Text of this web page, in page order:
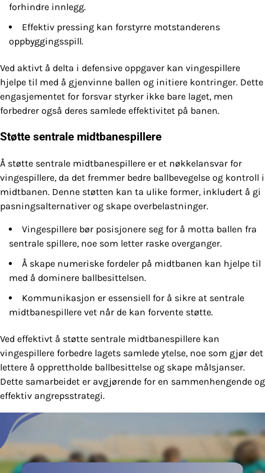
forhindre innlegg.
Effektiv pressing kan forstyrre motstanderens
oppbyggingsspill.
Ved aktivt å delta i defensive oppgaver kan vingespillere
hjelpe til med å gjenvinne ballen og initiere kontringer. Dette
engasjementet for forsvar styrker ikke bare laget, men
forbedrer også deres samlede effektivitet på banen.
Støtte sentrale midtbanespillere
Å støtte sentrale midtbanespillere er et nøkkelansvar for
vingespillere, da det fremmer bedre ballbevegelse og kontroll i
midtbanen. Denne støtten kan ta ulike former, inkludert å gi
pasningsalternativer og skape overbelastninger.
Vingespillere bør posisjonere seg for å motta ballen fra
sentrale spillere, noe som letter raske overganger.
Å skape numeriske fordeler på midtbanen kan hjelpe til
med å dominere ballbesittelsen.
Kommunikasjon er essensiell for å sikre at sentrale
midtbanespillere vet når de kan forvente støtte.
Ved effektivt å støtte sentrale midtbanespillere kan
vingespillere forbedre lagets samlede ytelse, noe som gjør det
lettere å opprettholde ballbesittelse og skape målsjanser.
Dette samarbeidet er avgjørende for en sammenhengende og
effektiv angrepsstrategi.